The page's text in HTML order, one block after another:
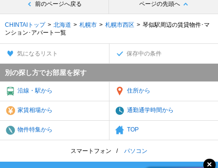
前のページへ戻る ページの先頭へ
CHINTAIトップ 北海道 札幌市 札幌市西区
琴似駅周辺の賃貸物件･マ
ンション･アパート一覧
気になるリスト 保存中の条件
別の探し方でお部屋を探す
沿線・駅から 住所から
家賃相場から 通勤通学時間から
物件特集から TOP
スマートフォン パソコン